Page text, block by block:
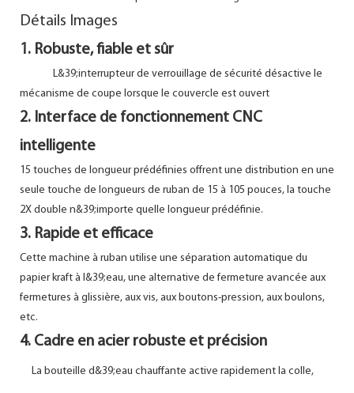
Détails Images
1. Robuste, fiable et sûr
L&39;interrupteur de verrouillage de sécurité désactive le
mécanisme de coupe lorsque le couvercle est ouvert
2. Interface de fonctionnement CNC
intelligente
15 touches de longueur prédéfinies offrent une distribution en une
seule touche de longueurs de ruban de 15 à 105 pouces, la touche
2X double n&39;importe quelle longueur prédéfinie.
3. Rapide et efficace
Cette machine à ruban utilise une séparation automatique du
papier kraft à l&39;eau, une alternative de fermeture avancée aux
fermetures à glissière, aux vis, aux boutons-pression, aux boulons,
etc.
4. Cadre en acier robuste et précision
La bouteille d&39;eau chauffante active rapidement la colle,